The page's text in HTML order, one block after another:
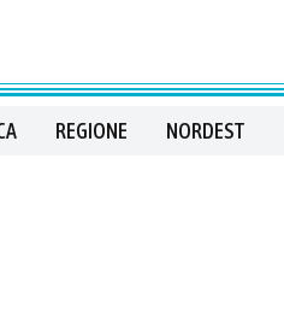
REGIONE NORDEST